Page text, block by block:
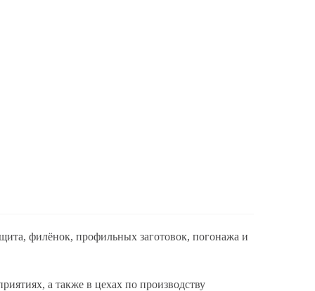
филёнок, профильных заготовок, погонажа и
а также в цехах по производству